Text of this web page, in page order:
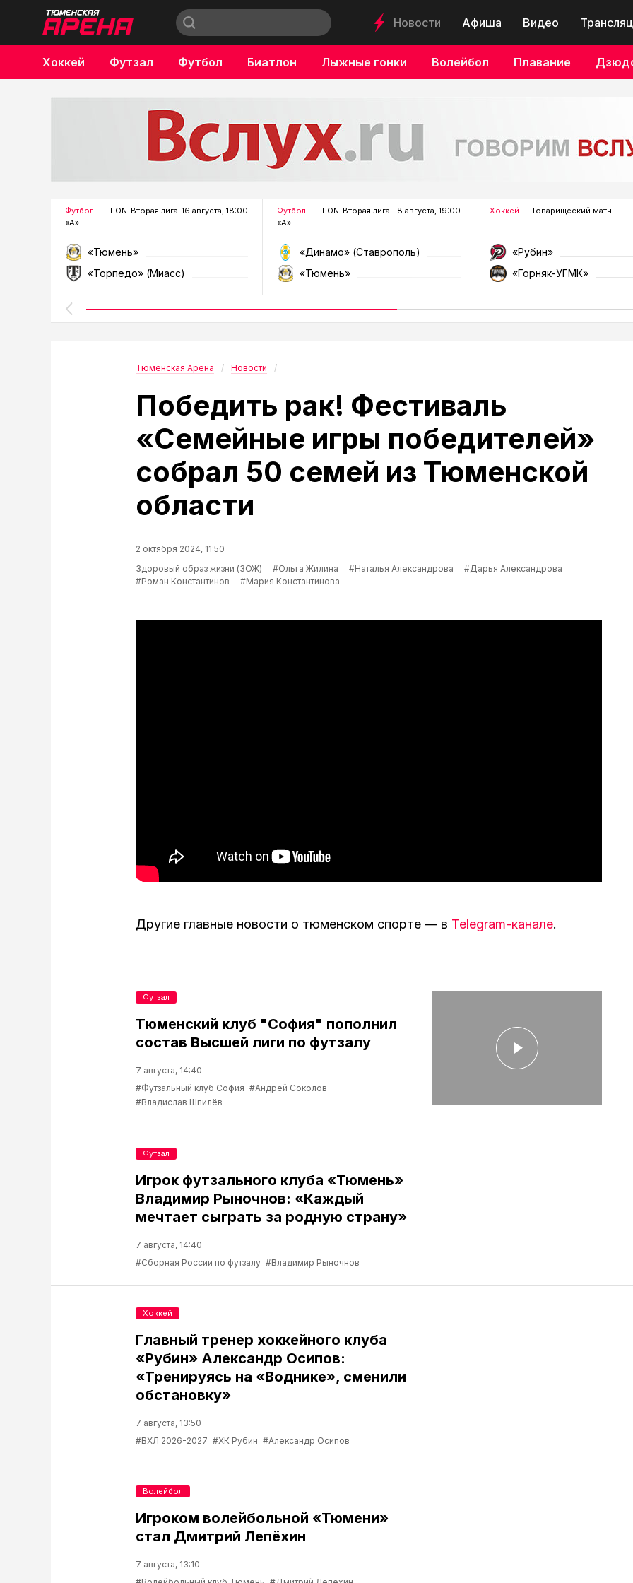
Новости Афиша Видео
Хоккей Футзал Футбол Биатлон Лыжные гонки Волейбол Плавание
Бокс
Футбол — LEON-Вторая лига
«А»
16 августа, 18:00
«Тюмень»
«Торпедо» (Миасс)
Футбол — LEON-Вторая лига
«А»
8 августа, 19:00
«Динамо» (Ставрополь)
«Тюмень»
Хоккей — Товарищеский матч
«Рубин»
«Горняк-УГМК»
Тюменская Арена Новости
Победить рак! Фестиваль
«Семейные игры победителей»
собрал 50 семей из Тюменской
области
2 октября 2024, 11:50
Здоровый образ жизни (ЗОЖ)
#Ольга Жилина #Наталья Александрова
#Дарья Александрова
#Роман Константинов
#Мария Константинова
Другие главные новости о тюменском спорте — в Telegram-канале.
Тюменский клуб "София" пополнил
состав Высшей лиги по футзалу
7 августа, 14:40
#Футзальный клуб София #Андрей Соколов
#Владислав Шпилёв
Футзал
Игрок футзального клуба «Тюмень»
Владимир Рыночнов: «Каждый
мечтает сыграть за родную страну»
7 августа, 14:40
#Сборная России по футзалу #Владимир Рыночнов
Футзал
Главный тренер хоккейного клуба
«Рубин» Александр Осипов:
«Тренируясь на «Воднике», сменили
обстановку»
7 августа, 13:50
#ВХЛ 2026-2027 #ХК Рубин #Александр Осипов
Хоккей
Игроком волейбольной «Тюмени»
стал Дмитрий Лепёхин
7 августа, 13:10
Волейбол